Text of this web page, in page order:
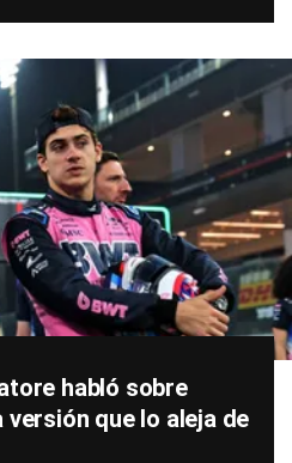
habló sobre
que lo aleja de